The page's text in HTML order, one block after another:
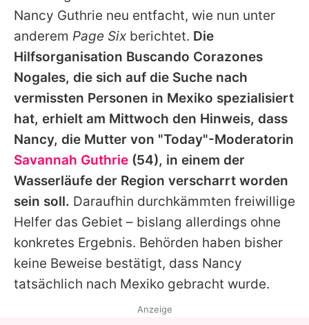
App runterladen
Team
Redaktionelle Richtlinien
Impressum
Datenschutzerklärung
Nutzungsbedingungen
Utiq verwalten
Nancy Guthrie neu entfacht, wie nun unter
anderem Page Six berichtet. Die
Hilfsorganisation Buscando Corazones
Nogales, die sich auf die Suche nach
vermissten Personen in Mexiko spezialisiert
hat, erhielt am Mittwoch den Hinweis, dass
Nancy, die Mutter von "Today"-Moderatorin
Savannah Guthrie (54), in einem der
Wasserläufe der Region verscharrt worden
sein soll. Daraufhin durchkämmten freiwillige
Helfer das Gebiet – bislang allerdings ohne
konkretes Ergebnis. Behörden haben bisher
keine Beweise bestätigt, dass Nancy
tatsächlich nach Mexiko gebracht wurde.
Anzeige